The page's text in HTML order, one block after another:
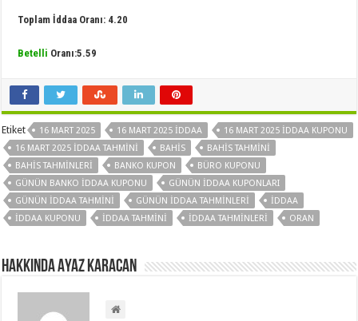
Toplam İddaa Oranı: 4.20
Betelli Oranı:5.59
Etiket 16 MART 2025 16 MART 2025 IDDAA
16 MART 2025 İDDAA KUPONU
16 MART 2025 İDDAA TAHMINI
BAHIS
BAHIS TAHMINI
BAHIS TAHMINLERI
BANKO KUPON
BÜRO KUPONU
GÜNÜN BANKO IDDAA KUPONU
GÜNÜN IDDAA KUPONLARI
GÜNÜN IDDAA TAHMINI
GÜNÜN IDDAA TAHMINLERI
IDDAA
IDDAA KUPONU
IDDAA TAHMINI IDDAA TAHMINLERI ORAN
Hakkında Ayaz Karacan